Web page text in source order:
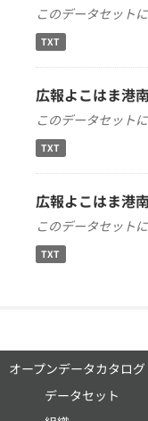
このデータセット
TXT
広報よこはま港
このデータセット
TXT
広報よこはま港
このデータセット
TXT
オープンデータカタログ
データセット